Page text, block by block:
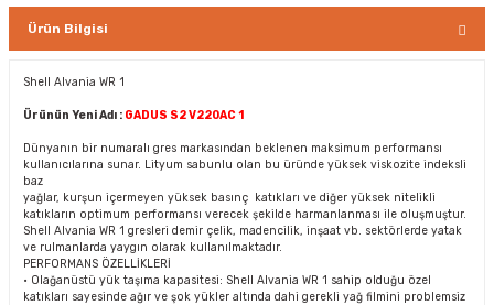
Ürün Bilgisi
Shell Alvania WR 1
Ürünün Yeni Adı : GADUS S2 V220AC 1
Dünyanın bir numaralı gres markasından beklenen maksimum performansı
kullanıcılarına sunar. Lityum sabunlu olan bu üründe yüksek viskozite indeksli
baz
yağlar, kurşun içermeyen yüksek basınç katıkları ve diğer yüksek nitelikli
katıkların optimum performansı verecek şekilde harmanlanması ile oluşmuştur.
Shell Alvania WR 1 gresleri demir çelik, madencilik, inşaat vb. sektörlerde yatak
ve rulmanlarda yaygın olarak kullanılmaktadır.
PERFORMANS ÖZELLİKLERİ
• Olağanüstü yük taşıma kapasitesi: Shell Alvania WR 1 sahip olduğu özel
katıkları sayesinde ağır ve şok yükler altında dahi gerekli yağ filmini problemsiz